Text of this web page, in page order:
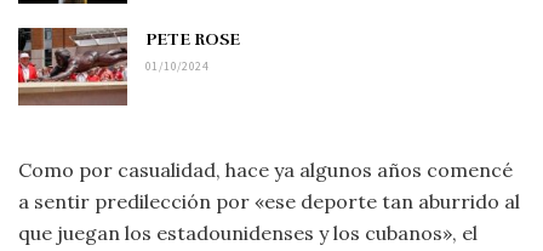
PETE ROSE
01/10/2024
Como por casualidad, hace ya algunos años comencé
a sentir predilección por «ese deporte tan aburrido al
que juegan los estadounidenses y los cubanos», el